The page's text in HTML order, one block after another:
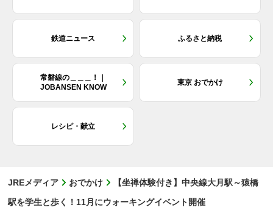
鉄道ニュース ふるさと納税
常磐線の＿＿＿！｜
JOBANSEN KNOW
東京 おでかけ
レシピ・献立
JREメディア おでかけ
【坐禅体験付き】中央線大月駅～猿橋
駅を学生と歩く！11月にウォーキングイベント開催